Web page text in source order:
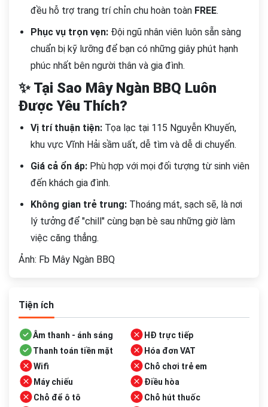
đều hỗ trợ trang trí chỉn chu hoàn toàn FREE.
Phục vụ trọn vẹn: Đội ngũ nhân viên luôn sẵn sàng
chuẩn bị kỹ lưỡng để bạn có những giây phút hạnh
phúc nhất bên người thân và gia đình.
✨ Tại Sao Mây Ngàn BBQ Luôn
Được Yêu Thích?
Vị trí thuận tiện: Tọa lạc tại 115 Nguyễn Khuyến,
khu vực Vĩnh Hải sầm uất, dễ tìm và dễ di chuyển.
Giá cả ổn áp: Phù hợp với mọi đối tượng từ sinh viên
đến khách gia đình.
Không gian trẻ trung: Thoáng mát, sạch sẽ, là nơi
lý tưởng để "chill" cùng bạn bè sau những giờ làm
việc căng thẳng.
Ảnh: Fb Mây Ngàn BBQ
Tiện ích
Âm thanh - ánh sáng
HĐ trực tiếp
Thanh toán tiền mặt
Hóa đơn VAT
Wifi
Chỗ chơi trẻ em
Máy chiếu
Điều hòa
Chỗ để ô tô
Chỗ hút thuốc